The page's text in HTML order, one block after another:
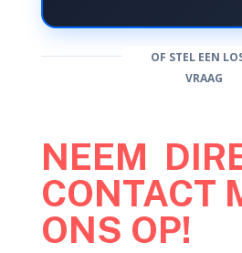
OF STEL EEN
VRAAG
NEEM
CONTACT
ONS OP!